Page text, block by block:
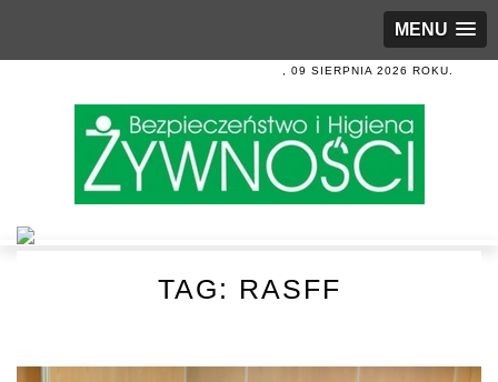
MENU
, 09 SIERPNIA 2026 ROKU.
TAG: RASFF